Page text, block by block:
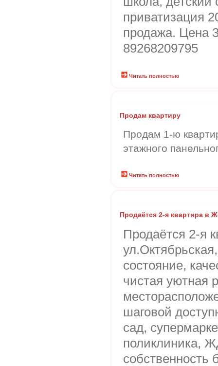
приватизация
продажа. Цена
89268209795
Читать полностью
Продам квартиру
Продам 1-ю
этажного
Читать полностью
Продаётся 2-я квартира в
Продаётся 2-я
состояние,
чистая уютная
шаговой
сад,
поликлиника,
собственность